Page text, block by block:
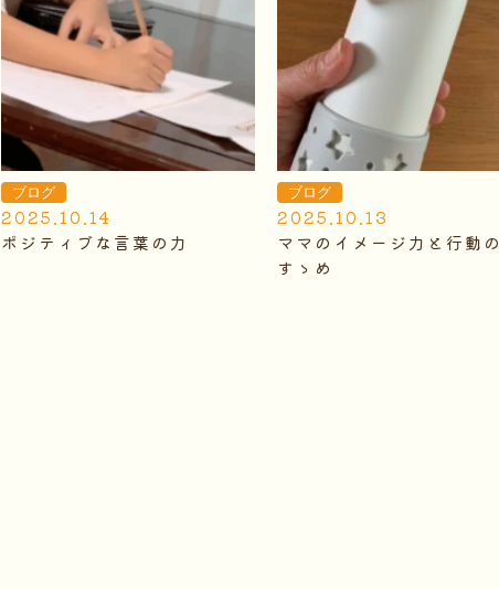
ブログ
2025.10.14
ポジティブな言葉の力
ブログ
2025.10.13
ママのイメージ力と行動の
すゝめ